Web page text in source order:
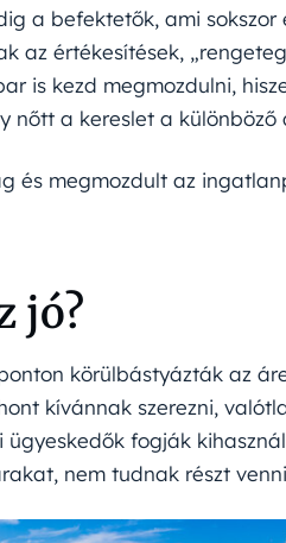
a befektetők, ami
az értékesítések,
is kezd megmozdulni,
nőtt a kereslet a különböző
és megmozdult az
jó?
körülbástyázták az
kívánnak szerezni,
fogják
nem tudnak részt